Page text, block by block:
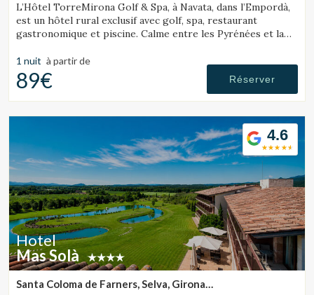
L’Hôtel TorreMirona Golf & Spa, à Navata, dans l’Empordà,
est un hôtel rural exclusif avec golf, spa, restaurant
gastronomique et piscine. Calme entre les Pyrénées et la
1 nuit à partir de
89€ Réserver
4.6
Hotel
Mas Solà
Santa Coloma de Farners, Selva, Girona